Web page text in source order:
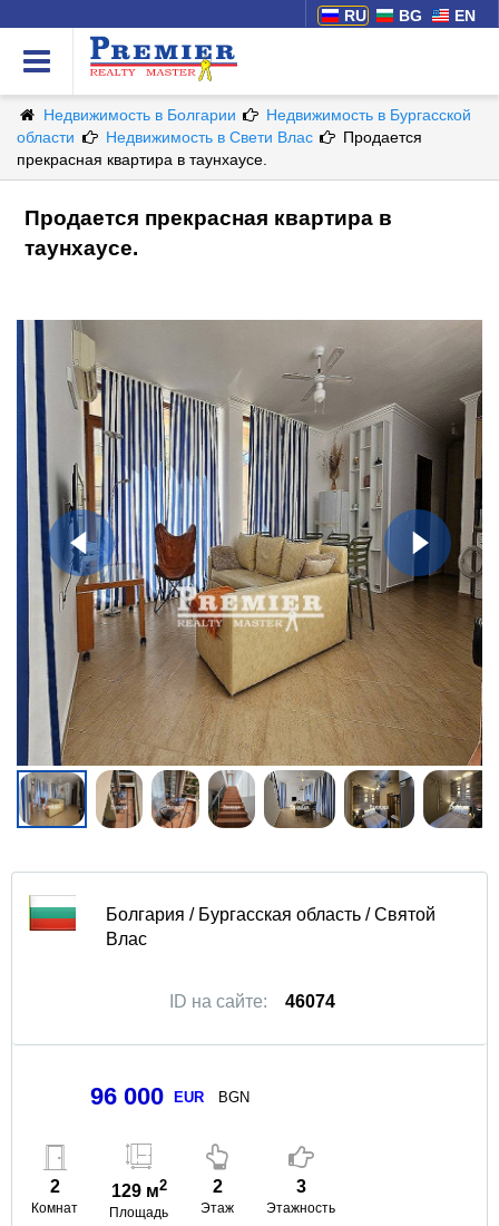
RU BG EN
Недвижимость в Болгарии
Недвижимость в Бургасской
области
Недвижимость в Свети Влас
Продается
прекрасная квартира в таунхаусе.
Продается прекрасная квартира в
таунхаусе.
Болгария / Бургасская область / Святой
Влас
46074
ID на сайте:
96 000 EUR BGN
2
Комнат
129 м2
Площадь
2
Этаж
3
Этажность